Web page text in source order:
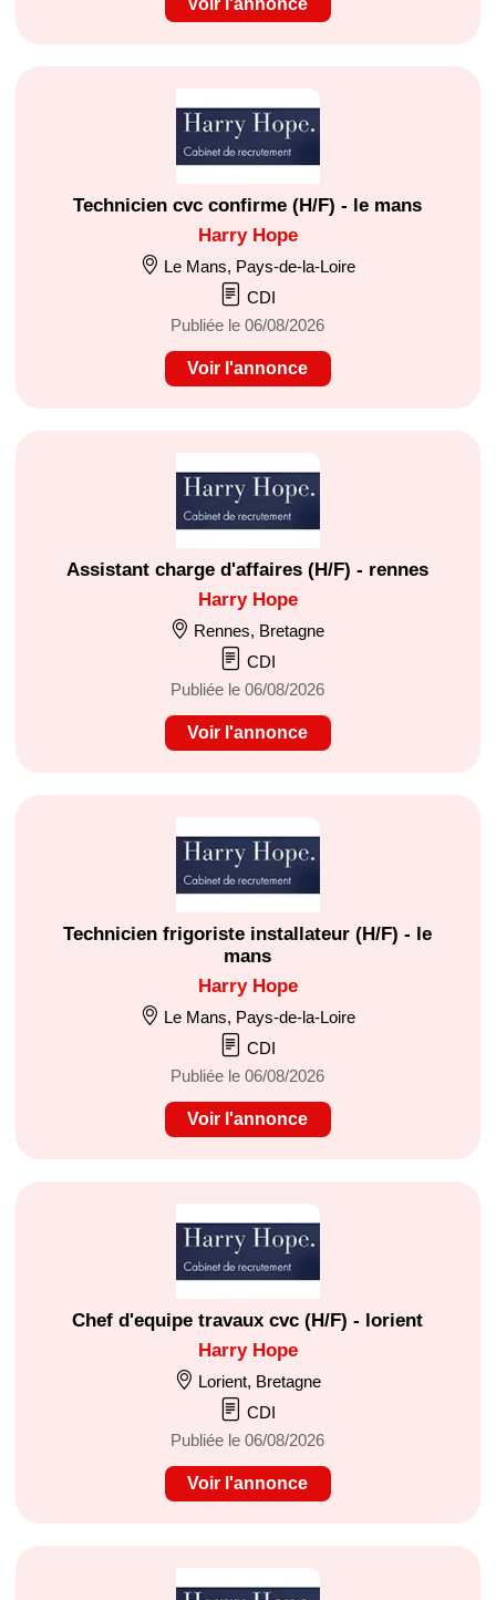
Technicien cvc confirme (H/F) - le mans
Harry Hope
Le Mans, Pays-de-la-Loire
CDI
Publiée le 06/08/2026
Voir l'annonce
Assistant charge d'affaires (H/F) - rennes
Harry Hope
Rennes, Bretagne
CDI
Publiée le 06/08/2026
Voir l'annonce
Technicien frigoriste installateur (H/F) - le
mans
Harry Hope
Le Mans, Pays-de-la-Loire
CDI
Publiée le 06/08/2026
Voir l'annonce
Chef d'equipe travaux cvc (H/F) - lorient
Harry Hope
Lorient, Bretagne
CDI
Publiée le 06/08/2026
Voir l'annonce